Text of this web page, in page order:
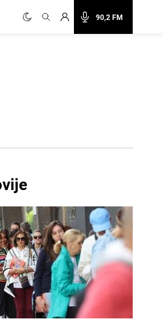
90,2 FM